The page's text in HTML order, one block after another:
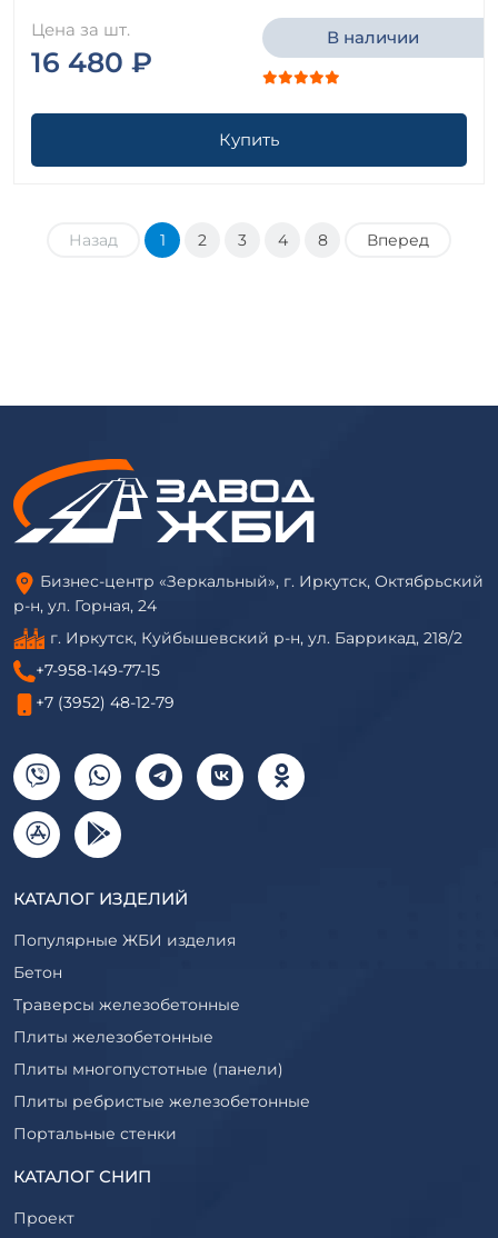
Цена за шт.
16 480 ₽
В наличии
Купить
Назад 1 2 3 4 8 Вперед
Бизнес-центр «Зеркальный», г. Иркутск, Октябрьский
р-н, ул. Горная, 24
г. Иркутск, Куйбышевский р-н, ул. Баррикад, 218/2
+7-958-149-77-15
+7 (3952) 48-12-79
КАТАЛОГ ИЗДЕЛИЙ
Популярные ЖБИ изделия
Бетон
Траверсы железобетонные
Плиты железобетонные
Плиты многопустотные (панели)
Плиты ребристые железобетонные
Портальные стенки
Прогоны железобетонные
Ригели железобетонные
КАТАЛОГ СНИП
Проект